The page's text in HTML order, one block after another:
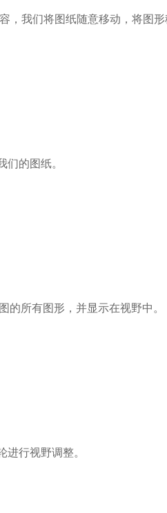
，我们将图纸随意移动，将图形
的图纸。
所有图形，并显示在视野中。
行视野调整。